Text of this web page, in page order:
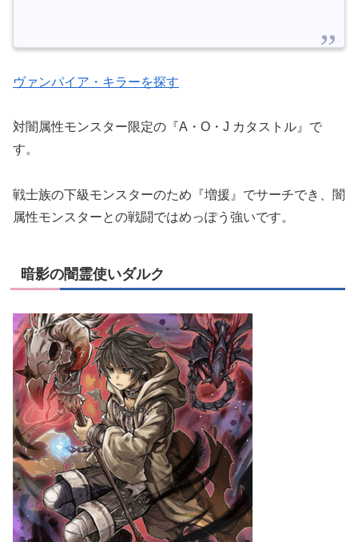
ヴァンパイア・キラーを探す
対闇属性モンスター限定の『A・O・J カタストル』で
す。
戦士族の下級モンスターのため『増援』でサーチでき、闇
属性モンスターとの戦闘ではめっぽう強いです。
暗影の闇霊使いダルク